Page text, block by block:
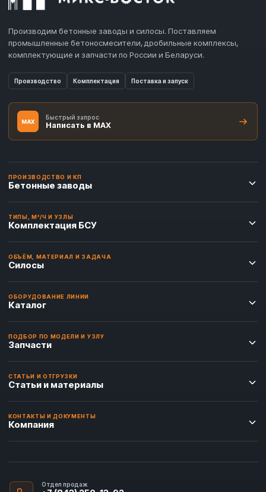
Производим бетонные заводы и силосы. Поставляем
промышленные бетоносмесители, дробильные комплексы,
комплектующие и запчасти по России и Беларуси.
Производство Комплектация Поставка и запуск
MAX
Быстрый запрос
Написать в MAX
ПРОИЗВОДСТВО И КП
Бетонные заводы
ТИПЫ, М³/Ч И УЗЛЫ
Комплектация БСУ
ОБЪЁМ, МАТЕРИАЛ И ЗАДАЧА
Силосы
ОБОРУДОВАНИЕ ЛИНИИ
Каталог
ПОДБОР ПО МОДЕЛИ И УЗЛУ
Запчасти
СТАТЬИ И ОТГРУЗКИ
Статьи и материалы
КОНТАКТЫ И ДОКУМЕНТЫ
Компания
Отдел продаж